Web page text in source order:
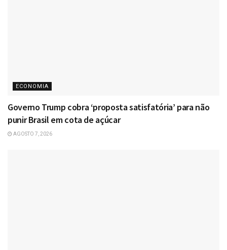
ECONOMIA
Governo Trump cobra ‘proposta satisfatória’ para não
punir Brasil em cota de açúcar
AGOSTO 7, 2026